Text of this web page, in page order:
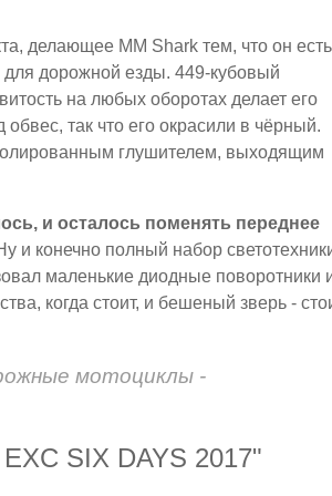
делающее MM Shark тем, что он
дорожной езды. 449-кубовый
на любых оборотах делает его
так что его окрасили в чёрный.
глушителем, выходящим
и осталось поменять переднее
и конечно полный набор
маленькие диодные поворотники
когда стоит, и бешеный зверь -
мотоциклы -
SIX DAYS 2017"